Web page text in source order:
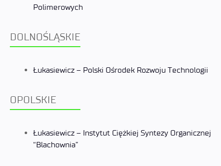
Polimerowych
DOLNOŚLĄSKIE
Łukasiewicz – Polski Ośrodek Rozwoju Technologii
OPOLSKIE
Łukasiewicz – Instytut Ciężkiej Syntezy Organicznej
“Blachownia”